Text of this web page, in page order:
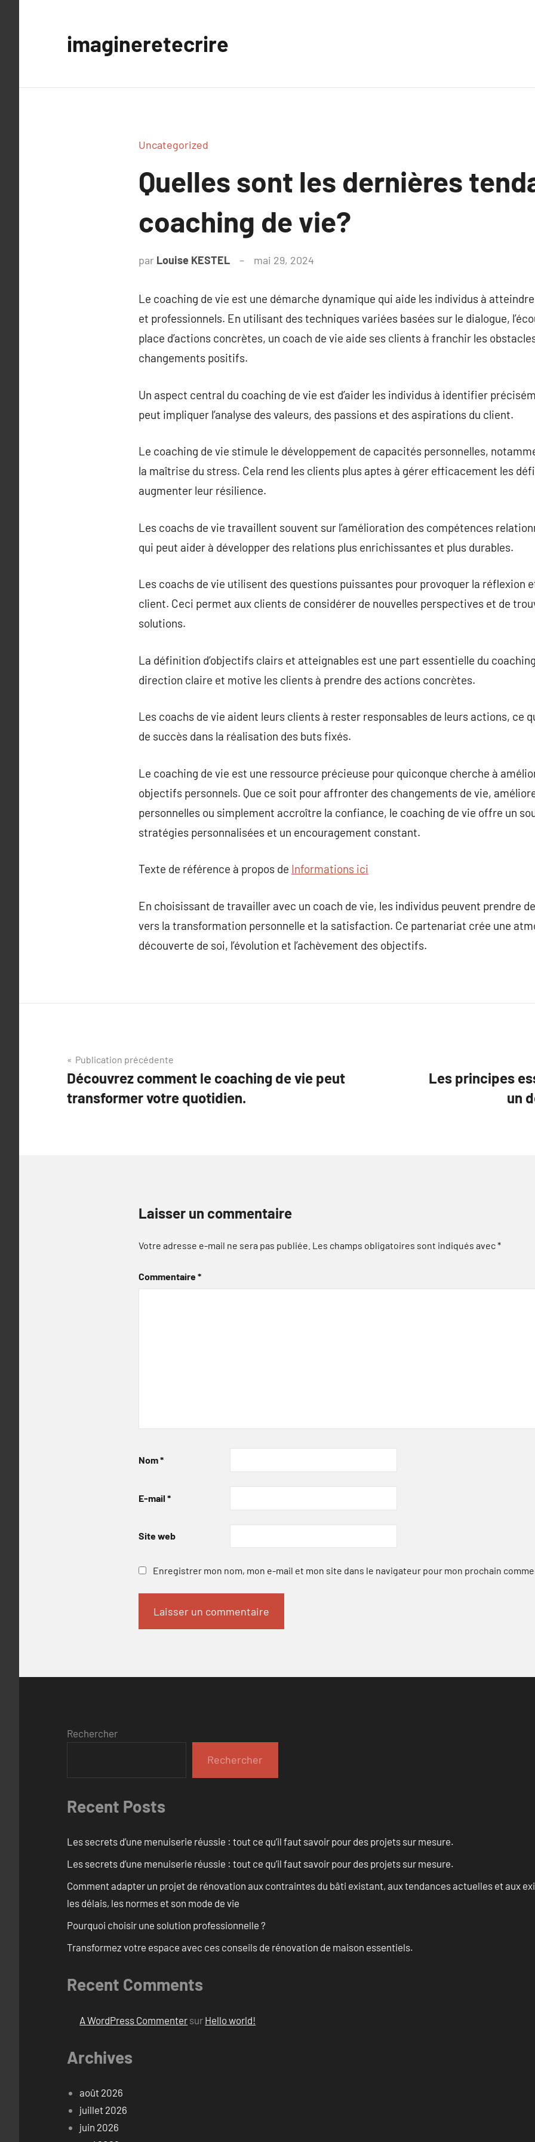
imagineretecrire
Uncategorized
Quelles sont les dernières
coaching de vie?
par Louise KESTEL mai 29, 2024
Le coaching de vie est une démarche dynamique qui aide les individus à
et professionnels. En utilisant des techniques variées basées sur le dialogue,
place d’actions concrètes, un coach de vie aide ses clients à franchir les
changements positifs.
Un aspect central du coaching de vie est d’aider les individus à identifier
peut impliquer l’analyse des valeurs, des passions et des aspirations du client.
Le coaching de vie stimule le développement de capacités personnelles,
la maîtrise du stress. Cela rend les clients plus aptes à gérer efficacement les
augmenter leur résilience.
Les coachs de vie travaillent souvent sur l’amélioration des compétences
qui peut aider à développer des relations plus enrichissantes et plus durables.
Les coachs de vie utilisent des questions puissantes pour provoquer la réflexion
client. Ceci permet aux clients de considérer de nouvelles perspectives et de
solutions.
La définition d’objectifs clairs et atteignables est une part essentielle du
direction claire et motive les clients à prendre des actions concrètes.
Les coachs de vie aident leurs clients à rester responsables de leurs actions, ce
de succès dans la réalisation des buts fixés.
Le coaching de vie est une ressource précieuse pour quiconque cherche à
objectifs personnels. Que ce soit pour affronter des changements de vie,
personnelles ou simplement accroître la confiance, le coaching de vie offre un
stratégies personnalisées et un encouragement constant.
Texte de référence à propos de Informations ici
En choisissant de travailler avec un coach de vie, les individus peuvent prendre
vers la transformation personnelle et la satisfaction. Ce partenariat crée une
découverte de soi, l’évolution et l’achèvement des objectifs.
Navigation
de
l’article
Publication précédente
Découvrez comment le coaching de vie peut
transformer votre quotidien.
Les principes
un
Laisser un commentaire
Votre adresse e-mail ne sera pas publiée. Les champs obligatoires sont indiqués avec*
Commentaire*
Nom*
E-mail *
Site web
Enregistrer mon nom, mon e-mail et mon site dans le navigateur pour mon prochain
Rechercher
Rechercher
Recent Posts
Les secrets d’une menuiserie réussie : tout ce qu’il faut savoir pour des projets sur mesure.
Les secrets d’une menuiserie réussie : tout ce qu’il faut savoir pour des projets sur mesure.
Comment adapter un projet de rénovation aux contraintes du bâti existant, aux tendances actuelles et aux
les délais, les normes et son mode de vie
Pourquoi choisir une solution professionnelle ?
Transformez votre espace avec ces conseils de rénovation de maison essentiels.
Recent Comments
A WordPress Commenter sur Hello world!
Archives
août 2026
juillet 2026
juin 2026